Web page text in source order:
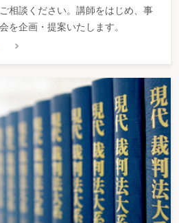
相談ください。講師をはじめ、事
を企画・提案いたします。